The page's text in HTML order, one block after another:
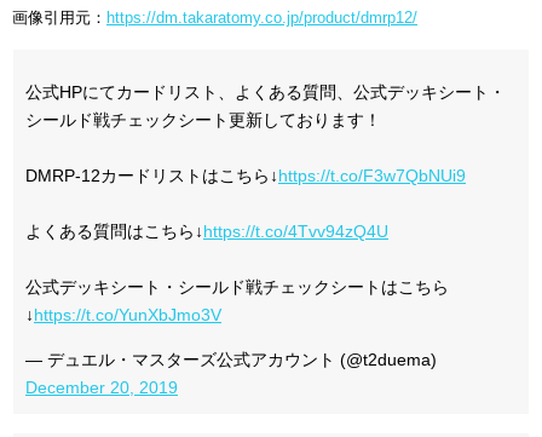
画像引用元： https://dm.takaratomy.co.jp/product/dmrp12/
公式HPにてカードリスト、よくある質問、公式デッキシート・
シールド戦チェックシート更新しております！
DMRP-12カードリストはこちら↓https://t.co/F3w7QbNUi9
よくある質問はこちら↓https://t.co/4Tvv94zQ4U
公式デッキシート・シールド戦チェックシートはこちら
↓https://t.co/YunXbJmo3V
— デュエル・マスターズ公式アカウント (@t2duema)
December 20, 2019